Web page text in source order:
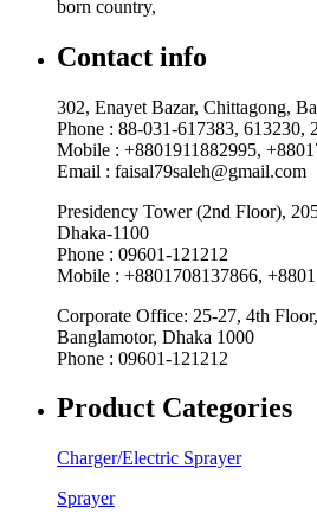
born country,
Contact info
302, Enayet Bazar, Chittagong,
Phone : 88-031-617383, 613230,
Mobile : +8801911882995,
Email : faisal79saleh@gmail.com
Presidency Tower (2nd Floor),
Dhaka-1100
Phone : 09601-121212
Mobile : +8801708137866,
Corporate Office: 25-27, 4th
Banglamotor, Dhaka 1000
Phone : 09601-121212
Product Categories
Charger/Electric Sprayer
Sprayer